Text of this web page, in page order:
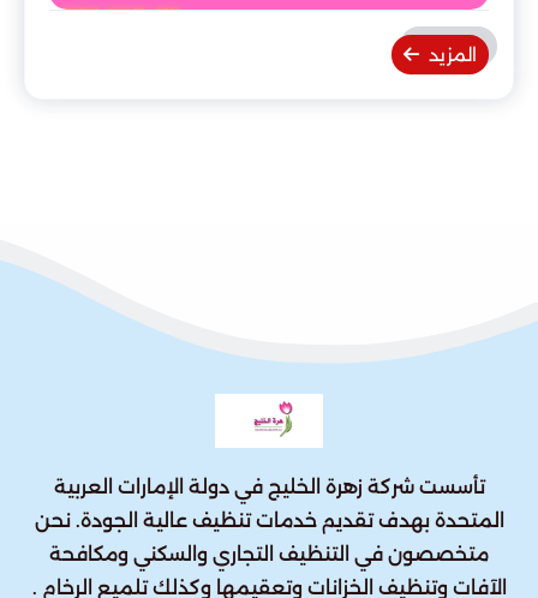
المزيد
تأسست شركة زهرة الخليج في دولة الإمارات العربية
المتحدة بهدف تقديم خدمات تنظيف عالية الجودة. نحن
متخصصون في التنظيف التجاري والسكني ومكافحة
الآفات وتنظيف الخزانات وتعقيمها وكذلك تلميع الرخام .